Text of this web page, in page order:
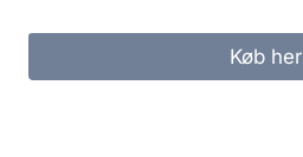
Køb her